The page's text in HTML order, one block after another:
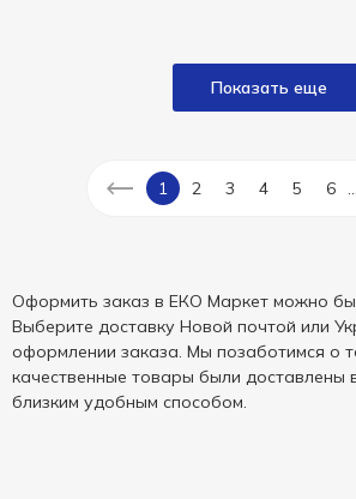
Показать еще
1 2 3 4 5 6
Оформить заказ в ЕКО Маркет можно
Выберите доставку Новой почтой или
оформлении заказа. Мы позаботимся о
качественные товары были доставлены
близким удобным способом.